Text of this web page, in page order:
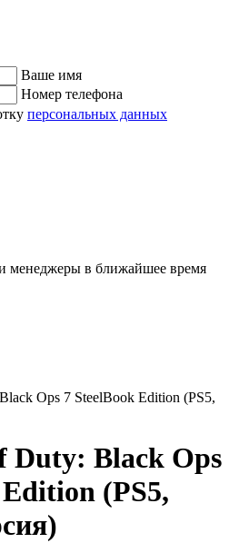
Ваше имя
Номер телефона
персональных данных
менеджеры в ближайшее время
Ops 7 SteelBook Edition (PS5,
Duty: Black Ops
(PS5,